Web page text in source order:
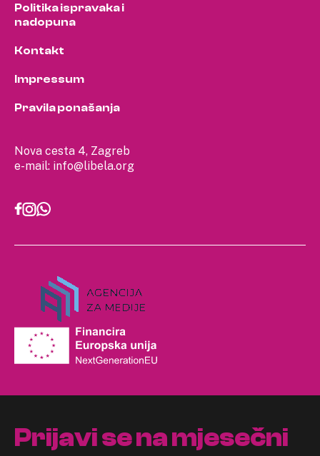
Nova cesta 4, Zagreb
e-mail: info@libela.org
Politika ispravaka i
nadopuna
Kontakt
Impressum
Pravila ponašanja
Prijavi se na mjesečni